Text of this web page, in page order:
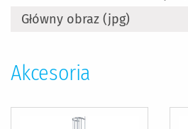
Główny obraz (jpg)
Akcesoria